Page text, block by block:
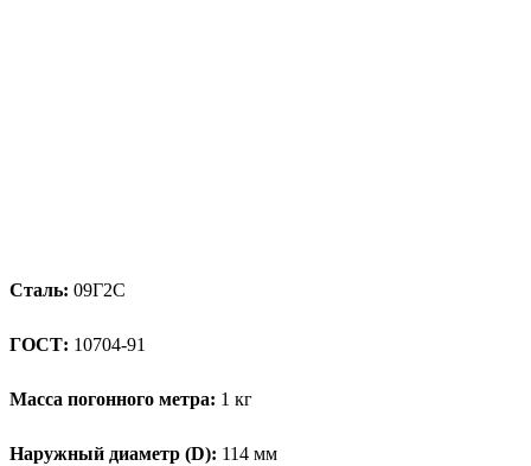
Сталь: 09Г2С
ГОСТ: 10704-91
Масса погонного метра: 1 кг
Наружный диаметр (D): 114 мм